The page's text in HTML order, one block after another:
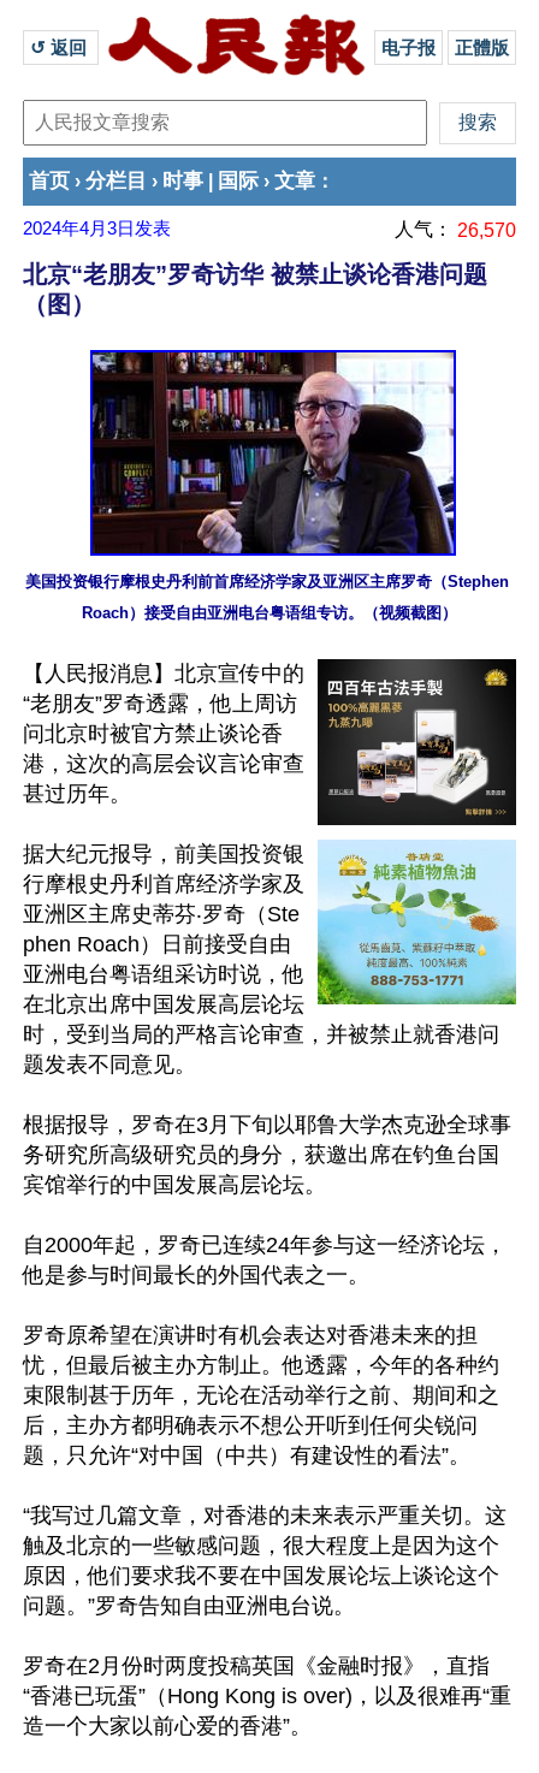
↺ 返回 电子报 正體版
首页 › 分栏目 › 时事 国际 › 文章 ：
2024年4月3日 发表 人气： 26,570
北京“老朋友”罗奇访华 被禁止谈论香港问题
（图）
美国投资银行摩根史丹利前首席经济学家及亚洲区主席罗奇（Stephen
Roach）接受自由亚洲电台粤语组专访。（视频截图）
【人民报消息】北京宣传中的
“老朋友”罗奇透露，他上周访
问北京时被官方禁止谈论香
港，这次的高层会议言论审查
甚过历年。
据大纪元报导，前美国投资银
行摩根史丹利首席经济学家及
亚洲区主席史蒂芬‧罗奇（Ste
phen Roach）日前接受自由
亚洲电台粤语组采访时说，他
在北京出席中国发展高层论坛
时，受到当局的严格言论审查，并被禁止就香港问
题发表不同意见。
根据报导，罗奇在3月下旬以耶鲁大学杰克逊全球事
务研究所高级研究员的身分，获邀出席在钓鱼台国
宾馆举行的中国发展高层论坛。
自2000年起，罗奇已连续24年参与这一经济论坛，
他是参与时间最长的外国代表之一。
罗奇原希望在演讲时有机会表达对香港未来的担
忧，但最后被主办方制止。他透露，今年的各种约
束限制甚于历年，无论在活动举行之前、期间和之
后，主办方都明确表示不想公开听到任何尖锐问
题，只允许“对中国（中共）有建设性的看法”。
“我写过几篇文章，对香港的未来表示严重关切。这
触及北京的一些敏感问题，很大程度上是因为这个
原因，他们要求我不要在中国发展论坛上谈论这个
问题。”罗奇告知自由亚洲电台说。
罗奇在2月份时两度投稿英国《金融时报》，直指
“香港已玩蛋”（Hong Kong is over)，以及很难再“重
造一个大家以前心爱的香港”。